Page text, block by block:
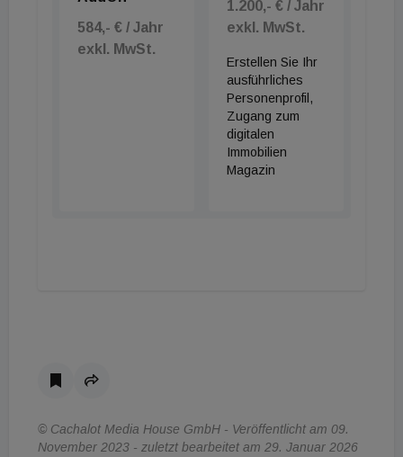
584,- € / Jahr
exkl. MwSt.
1.200,- € / Jahr
exkl. MwSt.
Erstellen Sie Ihr
ausführliches
Personenprofil,
Zugang zum
digitalen
Immobilien
Magazin
© Cachalot Media House GmbH - Veröffentlicht am 09.
November 2023 - zuletzt bearbeitet am 29. Januar 2026